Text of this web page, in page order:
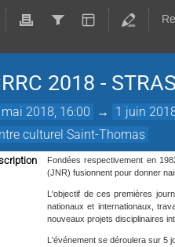
2018 -
2018, 16:00 → 1 juin
culturel Saint-Thomas
Fondées respectivement en
(JNR) fusionnent pour donner
L'objectif de ces premières
nationaux et internationaux,
nouveaux projets disciplinaires
L'événement se déroulera sur 5